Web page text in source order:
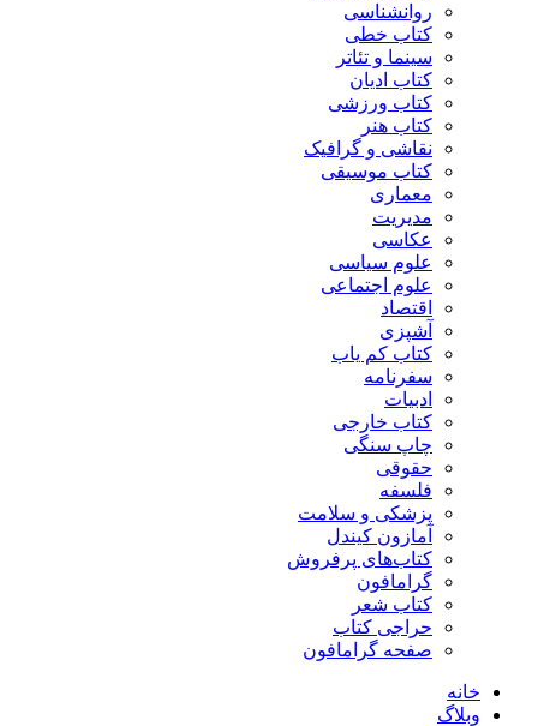
روانشناسی
کتاب خطی
سینما و تئاتر
کتاب ادیان
کتاب ورزشی
کتاب هنر
نقاشی و گرافیک
کتاب موسیقی
معماری
مدیریت
عکاسی
علوم سیاسی
علوم اجتماعی
اقتصاد
آشپزی
کتاب کم یاب
سفرنامه
ادبیات
کتاب خارجی
چاپ سنگی
حقوقی
فلسفه
پزشکی و سلامت
آمازون کیندل
کتاب‌های پرفروش
گرامافون
کتاب شعر
حراجی کتاب
صفحه گرامافون
خانه
وبلاگ